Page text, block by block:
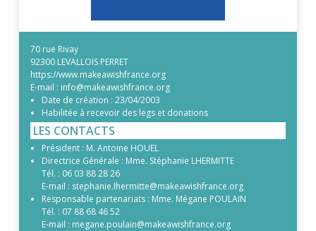
70 rue Rivay
92300 LEVALLOIS PERRET
https://www.makeawishfrance.org
E-mail : info@makeawishfrance.org
Date de création : 23/04/2003
Habilitée à recevoir des legs et donations
LES CONTACTS
Président : M. Antoine HOUEL
Directrice Générale : Mme. Stéphanie LHERMITTE
Tél. : 06 03 88 28 26
E-mail : stephanie.lhermitte@makeawishfrance.org
Responsable partenariats : Mme. Mégane POULAIN
Tél. : 07 88 68 46 52
E-mail : megane.poulain@makeawishfrance.org